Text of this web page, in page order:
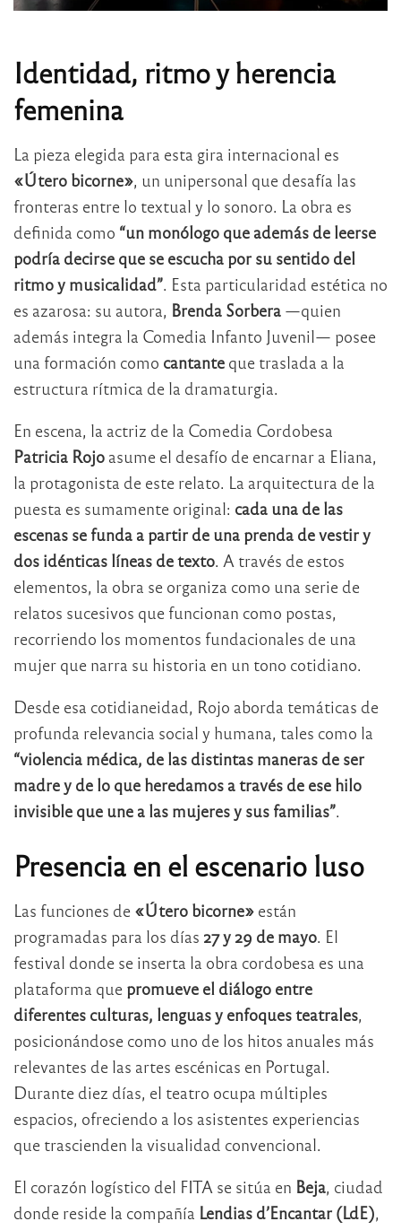
Identidad, ritmo y herencia
femenina
La pieza elegida para esta gira internacional es
«Útero bicorne», un unipersonal que desafía las
fronteras entre lo textual y lo sonoro. La obra es
definida como “un monólogo que además de leerse
podría decirse que se escucha por su sentido del
ritmo y musicalidad”. Esta particularidad estética no
es azarosa: su autora, Brenda Sorbera —quien
además integra la Comedia Infanto Juvenil— posee
una formación como cantante que traslada a la
estructura rítmica de la dramaturgia.
En escena, la actriz de la Comedia Cordobesa
Patricia Rojo asume el desafío de encarnar a Eliana,
la protagonista de este relato. La arquitectura de la
puesta es sumamente original: cada una de las
escenas se funda a partir de una prenda de vestir y
dos idénticas líneas de texto. A través de estos
elementos, la obra se organiza como una serie de
relatos sucesivos que funcionan como postas,
recorriendo los momentos fundacionales de una
mujer que narra su historia en un tono cotidiano.
Desde esa cotidianeidad, Rojo aborda temáticas de
profunda relevancia social y humana, tales como la
“violencia médica, de las distintas maneras de ser
madre y de lo que heredamos a través de ese hilo
invisible que une a las mujeres y sus familias”.
Presencia en el escenario luso
Las funciones de «Útero bicorne» están
programadas para los días 27 y 29 de mayo. El
festival donde se inserta la obra cordobesa es una
plataforma que promueve el diálogo entre
diferentes culturas, lenguas y enfoques teatrales,
posicionándose como uno de los hitos anuales más
relevantes de las artes escénicas en Portugal.
Durante diez días, el teatro ocupa múltiples
espacios, ofreciendo a los asistentes experiencias
que trascienden la visualidad convencional.
El corazón logístico del FITA se sitúa en Beja, ciudad
donde reside la compañía Lendias d’Encantar (LdE),